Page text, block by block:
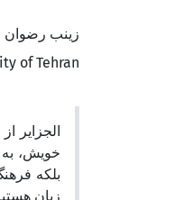
زینب
of Tehran
خویش،
بلکه
زبان